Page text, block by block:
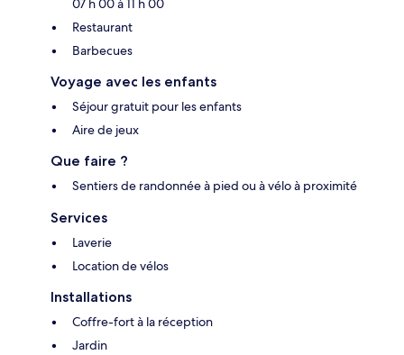
07 h 00 à 11 h 00
Restaurant
Barbecues
Voyage avec les enfants
Séjour gratuit pour les enfants
Aire de jeux
Que faire ?
Sentiers de randonnée à pied ou à vélo à proximité
Services
Laverie
Location de vélos
Installations
Coffre-fort à la réception
Jardin